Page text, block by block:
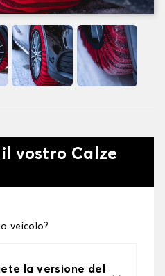
vostro Calze
veicolo?
la versione del